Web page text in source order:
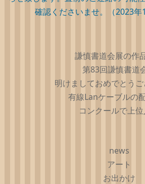
確認くださいませ。（2023年
謙慎書道会展の作
第83回謙慎書道
明けましておめでとうご
有線Lanケーブルの
コンクールで上
news
アート
お出かけ